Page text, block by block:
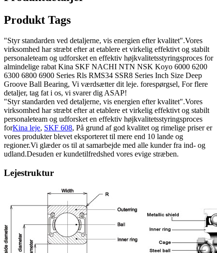
Produkt Tags
"Styr standarden ved detaljerne, vis energien efter kvalitet".Vores
virksomhed har stræbt efter at etablere et virkelig effektivt og stabilt
personaleteam og udforsket en effektiv højkvalitetsstyringsproces for
almindelige rabat Kina SKF NACHI NTN NSK Koyo 6000 6200
6300 6800 6900 Series Rls RMS34 SSR8 Series Inch Size Deep
Groove Ball Bearing, Vi værdsætter dit leje. forespørgsel, For flere
detaljer, tag fat i os, vi svarer dig ASAP!
"Styr standarden ved detaljerne, vis energien efter kvalitet".Vores
virksomhed har stræbt efter at etablere et virkelig effektivt og stabilt
personaleteam og udforsket en effektiv højkvalitetsstyringsproces
forKina leje, SKF 608, På grund af god kvalitet og rimelige priser er
vores produkter blevet eksporteret til mere end 10 lande og
regioner.Vi glæder os til at samarbejde med alle kunder fra ind- og
udland.Desuden er kundetilfredshed vores evige stræben.
Lejestruktur